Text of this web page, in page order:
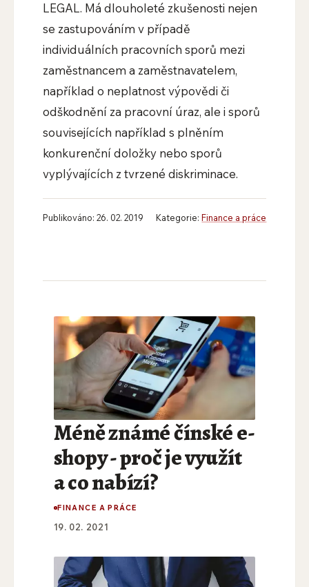
LEGAL. Má dlouholeté zkušenosti nejen
se zastupováním v případě
individuálních pracovních sporů mezi
zaměstnancem a zaměstnavatelem,
například o neplatnost výpovědi či
odškodnění za pracovní úraz, ale i sporů
souvisejících například s plněním
konkurenční doložky nebo sporů
vyplývajících z tvrzené diskriminace.
Publikováno: 26. 02. 2019 Kategorie:Finance a práce
Méně známé čínské e-
shopy - proč je využít
a co nabízí?
FINANCE A PRÁCE
19. 02. 2021